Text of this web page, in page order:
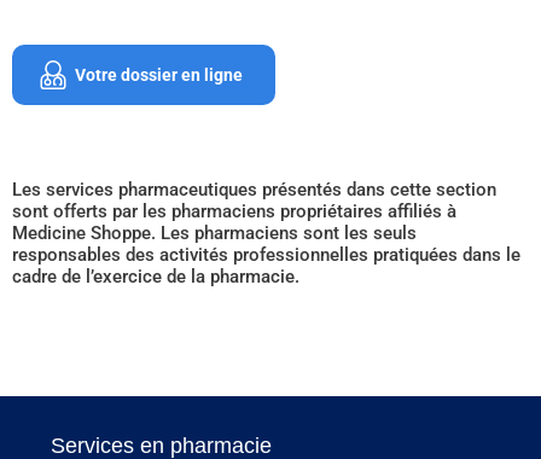
Votre dossier en ligne
Les services pharmaceutiques présentés dans cette section
sont offerts par les pharmaciens propriétaires affiliés à
Medicine Shoppe. Les pharmaciens sont les seuls
responsables des activités professionnelles pratiquées dans le
cadre de l’exercice de la pharmacie.
Services en pharmacie